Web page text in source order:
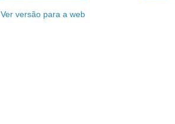
Ver versão para a web